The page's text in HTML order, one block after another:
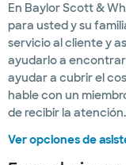
En Baylor Scott &
para usted y su
servicio al cliente y
ayudarlo a
ayudar a cubrir el
hable con un
de recibir la atención.
Ver opciones de